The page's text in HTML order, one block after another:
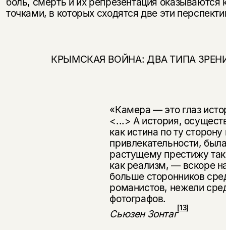
точками, в которых схо­дятся две эти
КРЫМСКАЯ ВОЙНА: ДВА ТИПА
«Камера — это глаз
<...> А история,
как истина по ту
привлекательности,
растущему престижу
как реа­лизм, — вскоре
больше сторонников
романистов, нежели
фотографов.
Сьюзен Зонтаг[13]